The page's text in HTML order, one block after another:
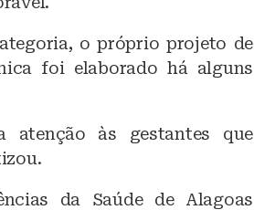
o próprio projeto de
foi elaborado há alguns
atenção às gestantes que
da Saúde de Alagoas